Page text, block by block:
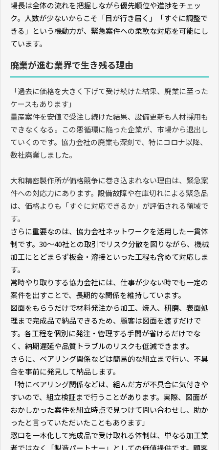
場長は全体の流れを把握しながら優先順位や進捗をチェッ
ク。人数が少ないからこそ「目が行き届く」「すぐに調整で
きる」という機動力が、緊急案件への柔軟な対応を可能にし
ています。
廃業が進む業界で生き残る理由
「過去に価格を大きく下げて受け続けた結果、廃業に至った
ケースもあります」
量産案件を安値で受注し続けた結果、設備更新も人材採用も
できなくなる。この悪循環に陥った企業が、市場から退出し
ていくのです。協力会社の廃業も深刻で、特にコロナ以降、
数社廃業しました。
大和精密製作所が価格競争に巻き込まれない理由は、緊急案
件への対応力にあります。設備故障や在庫切れによる緊急品
は、価格よりも「すぐに対応できるか」が評価される領域で
す。
さらに重要なのは、協力会社ネットワークを活用した一貫体
制です。 30〜40社との取引でリスク分散を図りながら、機械
加工にとどまらず板金・溶接といった工程も含めて対応しま
す。
常時やり取りする協力会社には、仕事が少ない時でも一定の
案件を出すことで、長期的な関係を維持しています。
図面をもらうだけで材料発注から加工、焼入、研磨、表面処
理まで完成品で納品できるため、顧客は図面を渡すだけで
す。各工程を個別に発注・管理する手間が省けるだけでな
く、納期遅延や品質トラブルのリスクも低減できます。
さらに、ベアリング関係などは簡易的な組立まで行い、不具
合を事前に発見して納品します。
「特にベアリング関係などは、組んだ方が不具合に気付きや
すいので、組立検証まで行うことがあります。実際、図面が
おかしかった案件を組立時点で見つけて問い合わせし、助か
ったと言っていただいたこともあります」
窓口を一本化して完成品で受け取れる体制は、単なる加工業